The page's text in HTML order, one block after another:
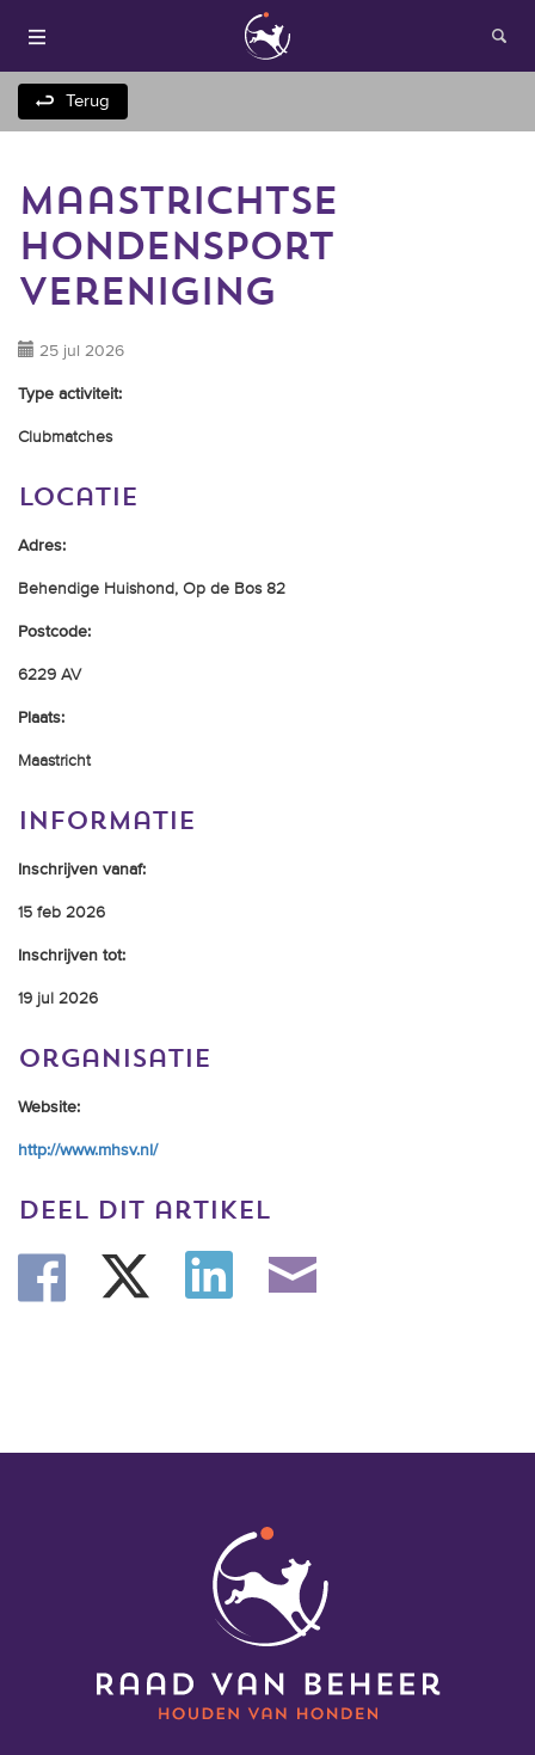
Fokken met je hond
Activiteiten agenda
Vacatures
Terug
maastrichtse
hondensport
vereniging
25 jul 2026
Type activiteit:
Clubmatches
locatie
Adres:
Behendige Huishond, Op de Bos 82
Postcode:
6229 AV
Plaats:
Maastricht
informatie
Inschrijven vanaf:
15 feb 2026
Inschrijven tot:
19 jul 2026
organisatie
Website:
http://www.mhsv.nl/
deel dit artikel